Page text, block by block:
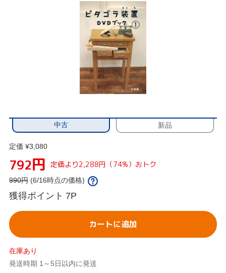
中古 新品
定価 ¥3,080
792円 定価より2,288円（74%）おトク
990円 (6/16時点の価格)
獲得ポイント 7P
カートに追加
在庫あり
発送時期 1～5日以内に発送